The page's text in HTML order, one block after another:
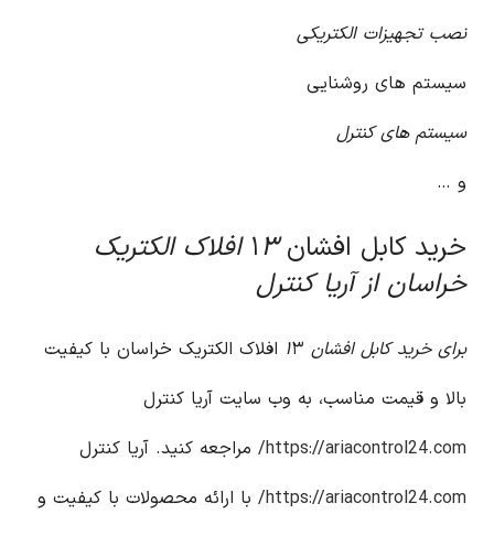
نصب تجهیزات الکتریکی
سیستم های روشنایی
سیستم های کنترل
و …
خرید کابل افشان ۱
۳ افلاک الکتریک
خراسان از آریا کنترل
برای خرید کابل افشان ۱
۳ افلاک الکتریک خراسان با کیفیت
بالا و قیمت مناسب، به وب سایت آریا کنترل
https://ariacontrol24.com/ مراجعه کنید. آریا کنترل
https://ariacontrol24.com/ با ارائه محصولات با کیفیت و